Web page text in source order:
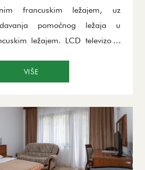
francuskim ležajem, uz
pomoćnog ležaja u
ležajem. LCD televizor i
pružiće Vam toplinu i udoban
VIŠE